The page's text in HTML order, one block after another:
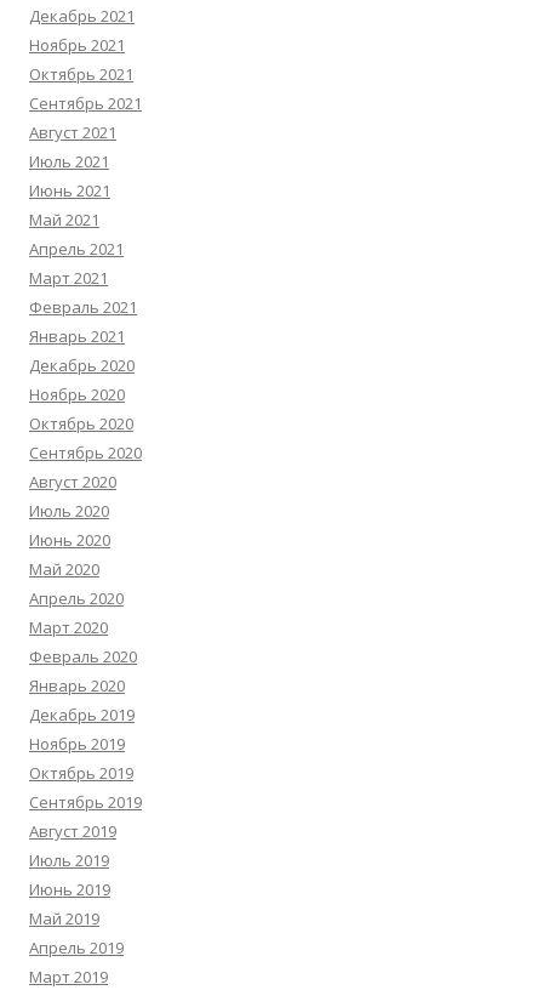
Декабрь 2021
Ноябрь 2021
Октябрь 2021
Сентябрь 2021
Август 2021
Июль 2021
Июнь 2021
Май 2021
Апрель 2021
Март 2021
Февраль 2021
Январь 2021
Декабрь 2020
Ноябрь 2020
Октябрь 2020
Сентябрь 2020
Август 2020
Июль 2020
Июнь 2020
Май 2020
Апрель 2020
Март 2020
Февраль 2020
Январь 2020
Декабрь 2019
Ноябрь 2019
Октябрь 2019
Сентябрь 2019
Август 2019
Июль 2019
Июнь 2019
Май 2019
Апрель 2019
Март 2019